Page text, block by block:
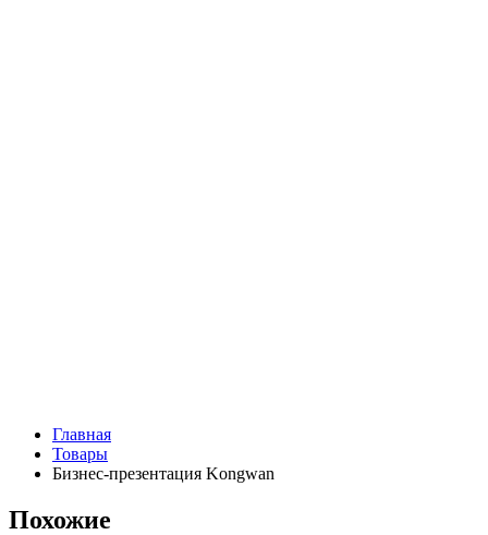
Главная
Товары
Бизнес-презентация Kongwan
Похожие